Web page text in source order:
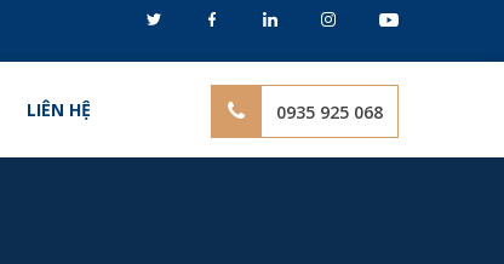
LIÊN HỆ 0935 925 068